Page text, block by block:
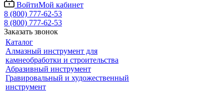
ВойтиМой кабинет
8 (800) 777-62-53
8 (800) 777-62-53
Заказать звонок
Каталог
Алмазный инструмент для
камнеобработки и строительства
Абразивный инструмент
Гравировальный и художественный
инструмент